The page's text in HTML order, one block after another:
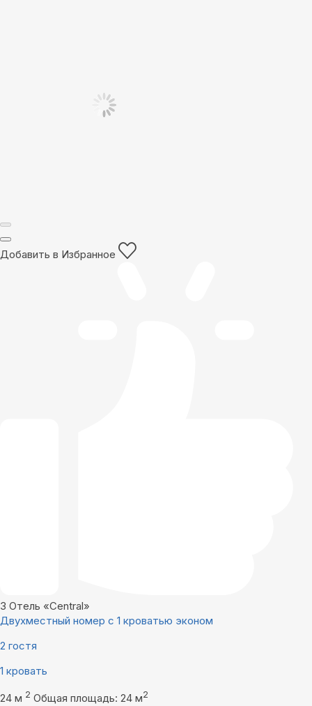
Добавить в Избранное
3 Отель «Central»
Двухместный номер с 1 кроватью эконом
2 гостя
1 кровать
24 м 2 Общая площадь: 24 м2